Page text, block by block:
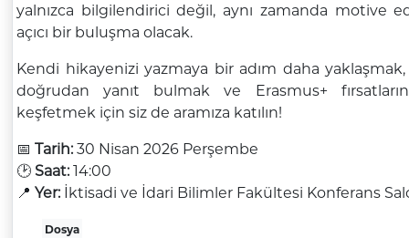
yalnızca bilgilendirici değil, aynı zamanda motive
açıcı bir buluşma olacak.
Kendi hikayenizi yazmaya bir adım daha yaklaşmak,
doğrudan yanıt bulmak ve Erasmus+
keşfetmek için siz de aramıza katılın!
📅 Tarih:30 Nisan 2026 Perşembe
🕑 Saat:14:00
📍 Yer:İktisadi ve İdari Bilimler Fakültesi Konferans
Dosya